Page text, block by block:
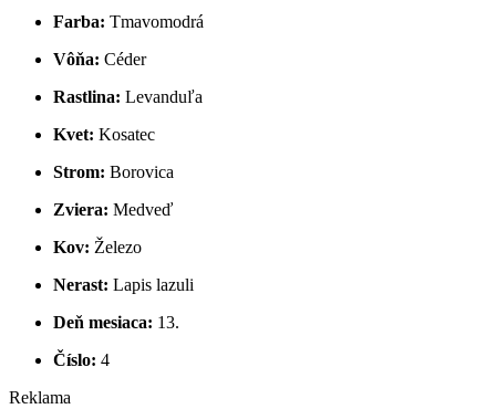
Farba: Tmavomodrá
Vôňa: Céder
Rastlina: Levanduľa
Kvet: Kosatec
Strom: Borovica
Zviera: Medveď
Kov: Železo
Nerast: Lapis lazuli
Deň mesiaca: 13.
Číslo: 4
Reklama